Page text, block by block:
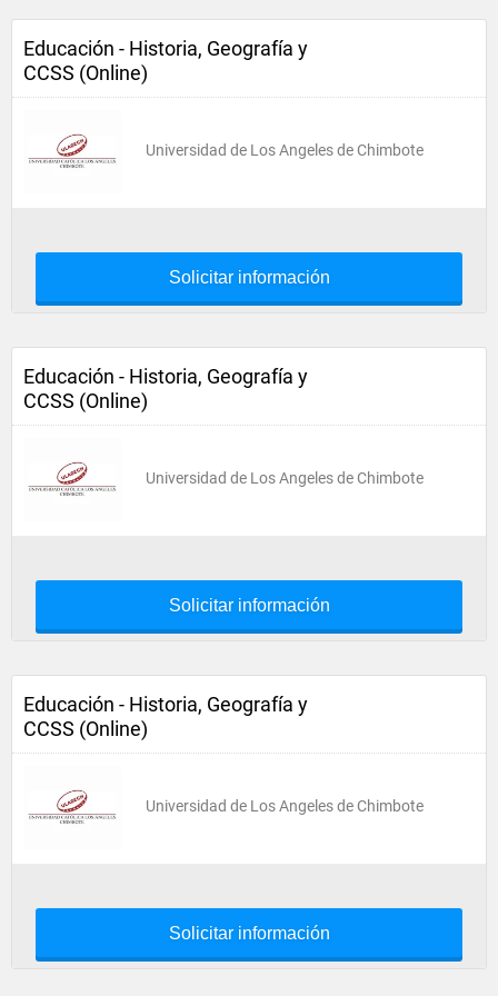
Educación - Historia, Geografía y
CCSS (Online)
Universidad de Los Angeles de Chimbote
Solicitar información
Educación - Historia, Geografía y
CCSS (Online)
Universidad de Los Angeles de Chimbote
Solicitar información
Educación - Historia, Geografía y
CCSS (Online)
Universidad de Los Angeles de Chimbote
Solicitar información